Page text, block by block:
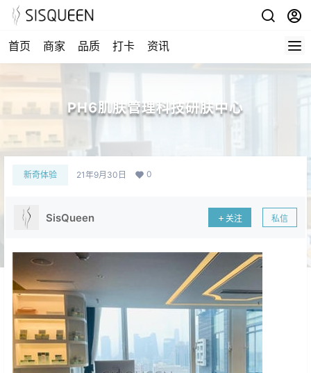
首页 商家 品质 打卡 资讯
PH6肌肤管理科技研肤中心
新奇体验 21年9月30日 0
SisQueen 关注 私信